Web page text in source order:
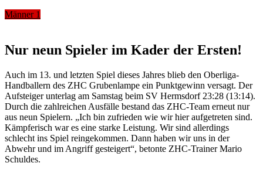
Männer 1
Nur neun Spieler im Kader der Ersten!
Auch im 13. und letzten Spiel dieses Jahres blieb den Oberliga-
Handballern des ZHC Grubenlampe ein Punktgewinn versagt. Der
Aufsteiger unterlag am Samstag beim SV Hermsdorf 23:28 (13:14).
Durch die zahlreichen Ausfälle bestand das ZHC-Team erneut nur
aus neun Spielern. „Ich bin zufrieden wie wir hier aufgetreten sind.
Kämpferisch war es eine starke Leistung. Wir sind allerdings
schlecht ins Spiel reingekommen. Dann haben wir uns in der
Abwehr und im Angriff gesteigert“, betonte ZHC-Trainer Mario
Schuldes.